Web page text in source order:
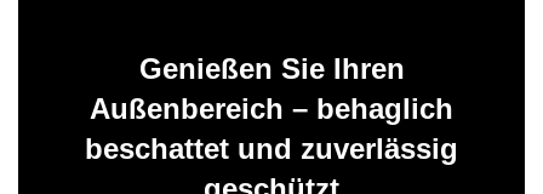
Genießen Sie Ihren
Außenbereich – behaglich
beschattet und zuverlässig